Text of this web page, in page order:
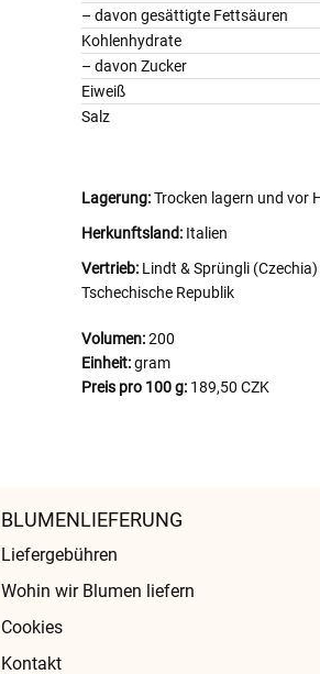
– davon gesättigte
Kohlenhydrate
– davon Zucker
Eiweiß
Salz
Lagerung:Trocken lagern und vor
Herkunftsland: Italien
Vertrieb: Lindt & Sprüngli
Tschechische Republik
Volumen:200
Einheit:gram
Preis pro 100 g: 189,50 CZK
BLUMENLIEFERUNG
Liefergebühren
Wohin wir Blumen liefern
Cookies
Kontakt